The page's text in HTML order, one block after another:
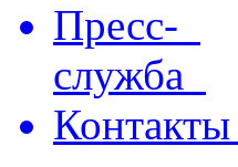
Пресс-
служба
Контакты